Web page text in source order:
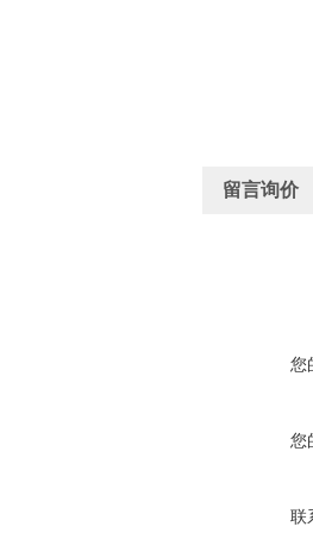
留言询价
您
您
联